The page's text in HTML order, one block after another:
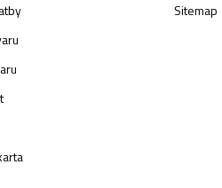
Sitemap